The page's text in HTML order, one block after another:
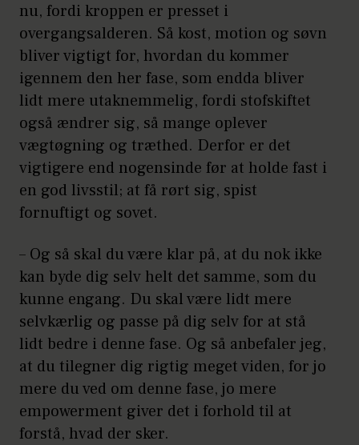
nu, fordi kroppen er presset i
overgangsalderen. Så kost, motion og søvn
bliver vigtigt for, hvordan du kommer
igennem den her fase, som endda bliver
lidt mere utaknemmelig, fordi stofskiftet
også ændrer sig, så mange oplever
vægtøgning og træthed. Derfor er det
vigtigere end nogensinde før at holde fast i
en god livsstil; at få rørt sig, spist
fornuftigt og sovet.
– Og så skal du være klar på, at du nok ikke
kan byde dig selv helt det samme, som du
kunne engang. Du skal være lidt mere
selvkærlig og passe på dig selv for at stå
lidt bedre i denne fase. Og så anbefaler jeg,
at du tilegner dig rigtig meget viden, for jo
mere du ved om denne fase, jo mere
empowerment giver det i forhold til at
forstå, hvad der sker.